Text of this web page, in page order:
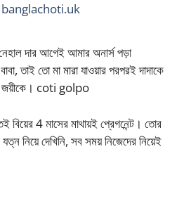
banglachoti.uk
নেহাল দার আগেই আমার অনার্স পড়া
তাই তো মা মারা যাওয়ার পরপরই দাদাকে
জয়ীকে। coti golpo
4 মাসের মাথায়ই প্রেগনেন্ট। তোর
নিয়ে দেখিনি, সব সময় নিজেদের নিয়েই